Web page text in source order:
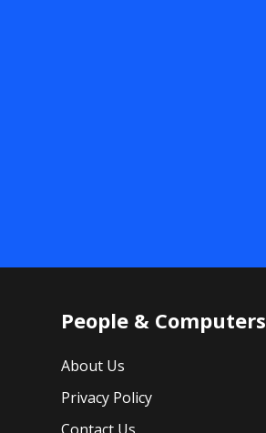
People & Computers
About Us
Privacy Policy